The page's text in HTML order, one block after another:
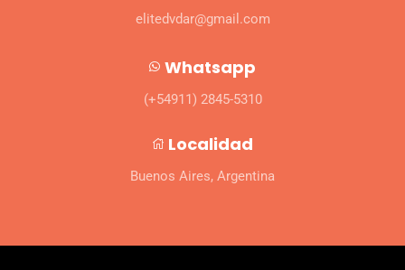
elitedvdar@gmail.com
Whatsapp
(+54911) 2845-5310
Localidad
Buenos Aires, Argentina